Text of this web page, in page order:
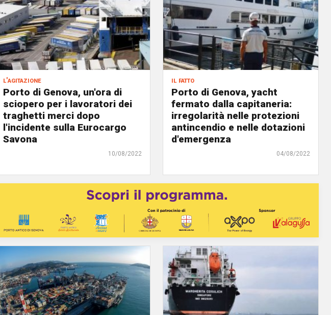
l'agitazione
Porto di Genova, un'ora di
sciopero per i lavoratori dei
traghetti merci dopo
l'incidente sulla Eurocargo
Savona
10/08/2022
il fatto
Porto di Genova, yacht
fermato dalla capitaneria:
irregolarità nelle protezioni
antincendio e nelle dotazioni
d'emergenza
04/08/2022